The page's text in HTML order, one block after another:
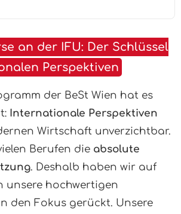
an der IFU: Der Schlüssel
Perspektiven
der BeSt Wien hat es
Internationale Perspektiven
Wirtschaft unverzichtbar.
Berufen die absolute
. Deshalb haben wir auf
unsere hochwertigen
den Fokus gerückt. Unsere